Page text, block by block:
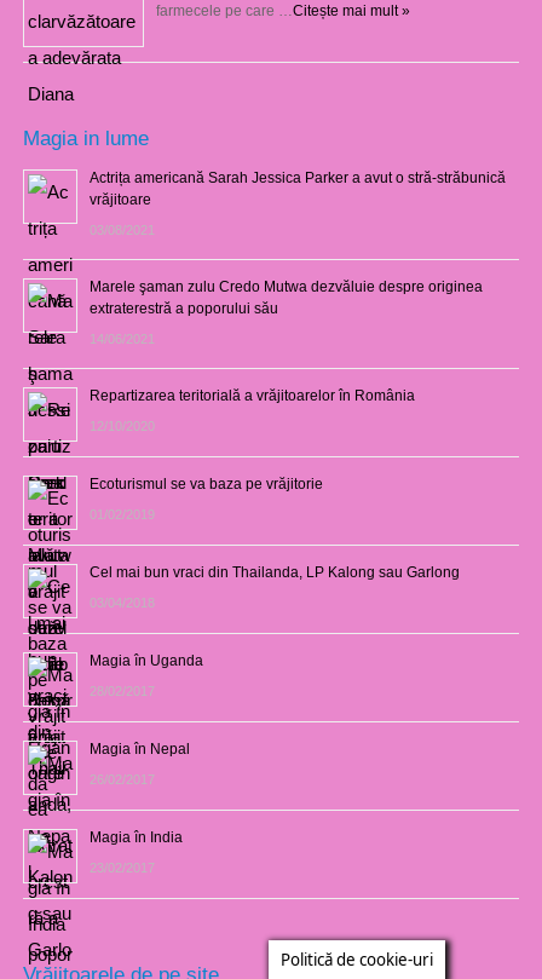
farmecele pe care …Citește mai mult »
Magia in lume
Actrița americană Sarah Jessica Parker a avut o stră-străbunică
vrăjitoare
03/08/2021
Marele şaman zulu Credo Mutwa dezvăluie despre originea
extraterestră a poporului său
14/06/2021
Repartizarea teritorială a vrăjitoarelor în România
12/10/2020
Ecoturismul se va baza pe vrăjitorie
01/02/2019
Cel mai bun vraci din Thailanda, LP Kalong sau Garlong
03/04/2018
Magia în Uganda
28/02/2017
Magia în Nepal
26/02/2017
Magia în India
23/02/2017
Politică de cookie-uri